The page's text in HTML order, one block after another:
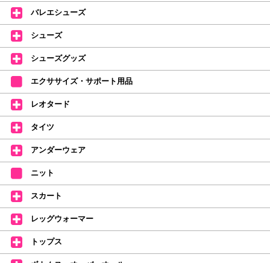
レッスンのお供にはもちろん、毎日の持ち歩きやギフトにもぴったりのミル
バオリジナルタオルです。
たけいみきさんが描く「夢かわいい」バレエイラストが、そのままタオルに
なりました。
デラロミラノ2026コレクションの販売を開始しました☆
↑ご購入頂いたお客様に、デラロミラノのロゴ入りボールペンをプレゼント
中。
(お一人様1本限りになります)
価格改定のお知らせ
2026年4月1日よりシューズ全般、衣類など商品を値上げしました。
何卒ご理解いただけますようお願い申し上げます
【シューズのフィッティングについて】
全店、ご予約不要です(18:30まで)。タイツ・ソックス・トウパッドを
持参してください。
【ミルバ インスタグラム】←ここをクリック♪
皆さまのダンスライフをサポートできるようなさまざまな商品をご紹介して
おります。
【新商品はこちらから】 ←ここをクリック♪
バレエシューズ
シューズ
シューズグッズ
エクササイズ・サポート用品
レオタード
タイツ
アンダーウェア
ニット
スカート
レッグウォーマー
トップス